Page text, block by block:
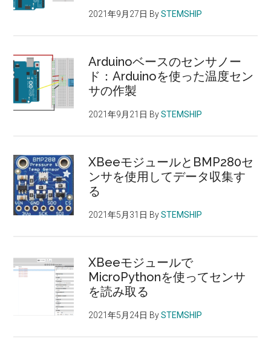
IoT
ブ
サ
ー
ー
る
2021年9月27日 BySTEMSHIP
Arduinoベースのセンサノー
ド：Arduinoを使った温度セン
サの作製
2021年9月21日 BySTEMSHIP
XBeeモジュールとBMP280セ
ンサを使用してデータ収集す
る
2021年5月31日 BySTEMSHIP
XBeeモジュールで
MicroPythonを使ってセンサ
を読み取る
2021年5月24日 BySTEMSHIP